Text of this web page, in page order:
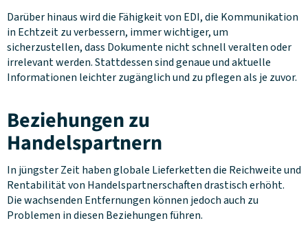
Darüber hinaus wird die Fähigkeit von EDI, die Kommunikation
in Echtzeit zu verbessern, immer wichtiger, um
sicherzustellen, dass Dokumente nicht schnell veralten oder
irrelevant werden. Stattdessen sind genaue und aktuelle
Informationen leichter zugänglich und zu pflegen als je zuvor.
Beziehungen zu
Handelspartnern
In jüngster Zeit haben globale Lieferketten die Reichweite und
Rentabilität von Handelspartnerschaften drastisch erhöht.
Die wachsenden Entfernungen können jedoch auch zu
Problemen in diesen Beziehungen führen.